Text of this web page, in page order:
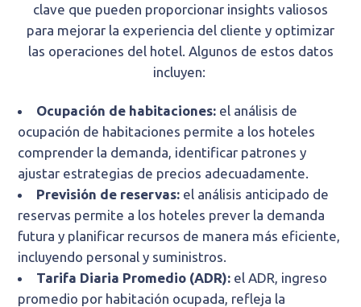
clave que pueden proporcionar insights valiosos
para mejorar la experiencia del cliente y optimizar
las operaciones del hotel. Algunos de estos datos
incluyen:
Ocupación de habitaciones: el análisis de
ocupación de habitaciones permite a los hoteles
comprender la demanda, identificar patrones y
ajustar estrategias de precios adecuadamente.
Previsión de reservas: el análisis anticipado de
reservas permite a los hoteles prever la demanda
futura y planificar recursos de manera más eficiente,
incluyendo personal y suministros.
Tarifa Diaria Promedio (ADR): el ADR, ingreso
promedio por habitación ocupada, refleja la